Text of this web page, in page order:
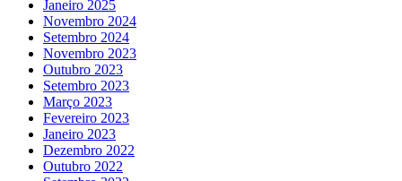
Janeiro 2025
Novembro 2024
Setembro 2024
Novembro 2023
Outubro 2023
Setembro 2023
Março 2023
Fevereiro 2023
Janeiro 2023
Dezembro 2022
Outubro 2022